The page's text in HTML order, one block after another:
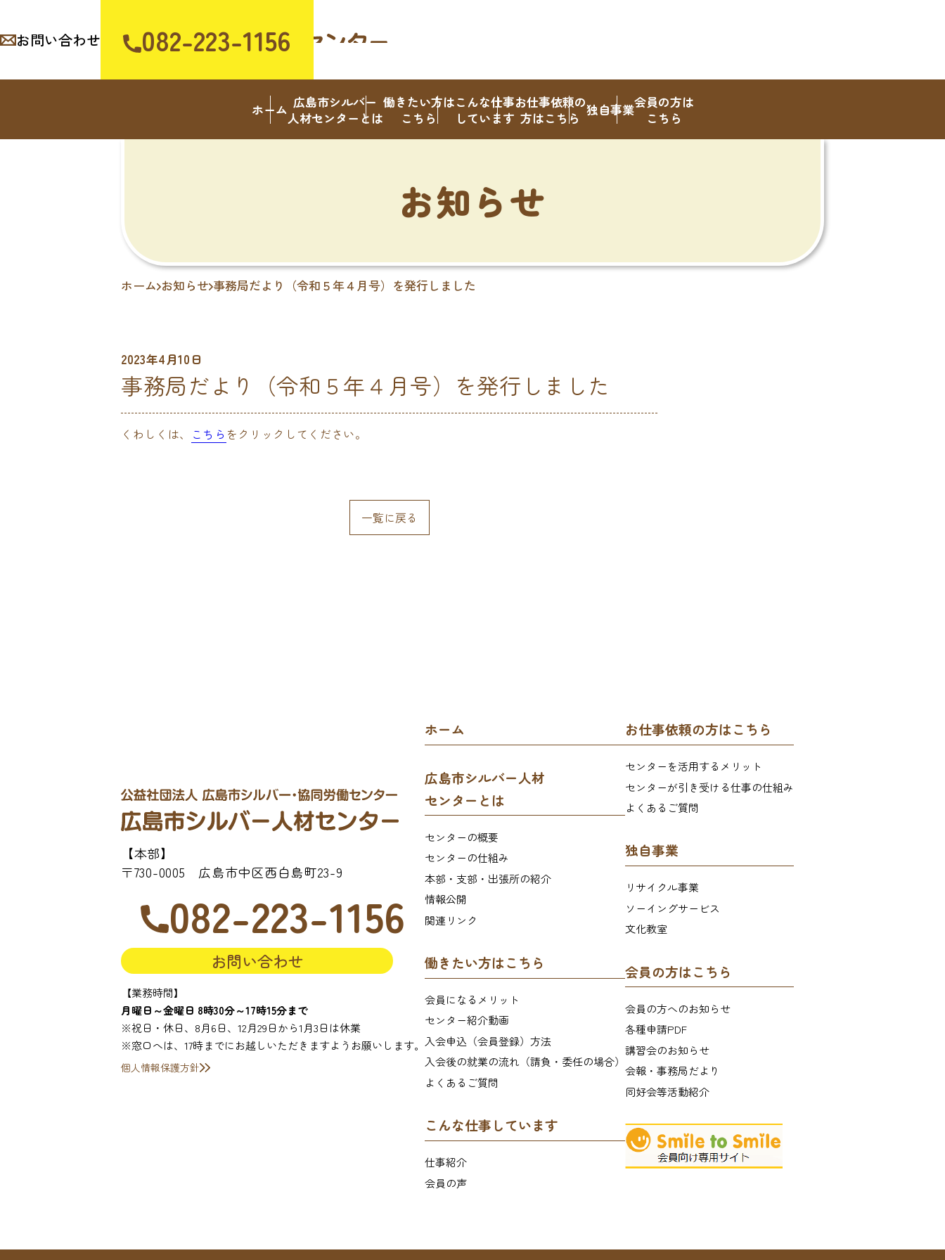
お問い合わせ 082-223-1156
ホーム 広島市シルバー
人材センターとは
働きたい方は
こちら
こんな仕事
しています
お仕事依頼の
方はこちら 独自事業会員の方は
こちら
お知らせ
ホーム お知らせ 事務局だより（令和５年４月号）を発行しました
2023年4月10日
事務局だより（令和５年４月号）を発行しました
くわしくは、 こちら をクリックしてください。
一覧に戻る
【本部】
〒730-0005 広島市中区西白島町23-9
082-223-1156
お問い合わせ
【業務時間】
月曜日～金曜日 8時30分～17時15分まで
※祝日・休日、8月6日、12月29日から1月3日は休業
※窓口へは、17時までにお越しいただきますようお願いします。
個人情報保護方針
ホーム
広島市シルバー人材
センターとは
センターの概要
センターの仕組み
本部・支部・出張所の紹介
情報公開
関連リンク
働きたい方はこちら
会員になるメリット
センター紹介動画
入会申込（会員登録）方法
入会後の就業の流れ （請負・委任の場合）
よくあるご質問
こんな仕事しています
仕事紹介
会員の声
お仕事依頼の方はこちら
センターを活用するメリット
センターが引き受ける仕事の仕組み
よくあるご質問
独自事業
リサイクル事業
ソーイングサービス
文化教室
会員の方はこちら
会員の方へのお知らせ
各種申請PDF
講習会のお知らせ
会報・事務局だより
同好会等活動紹介